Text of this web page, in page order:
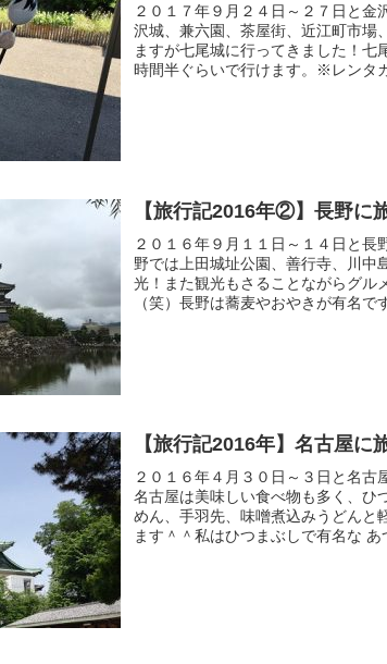
２０１７年９月２４日～２７日と金
沢城、兼六園、茶屋街、近江町市場
ますが七尾城に行ってきました！七
時間半ぐらいで行けます。※レンタ
【旅行記2016年②】長野に
２０１６年９月１１日～１４日と長
野では上田城址公園、善行寺、川中
光！また観光もさることながらグル
（笑）長野は蕎麦やおやきが有名で
【旅行記2016年】名古屋に
２０１６年４月３０日～３日と名古
名古屋は美味しい食べ物も多く、ひ
めん、手羽先、味噌煮込みうどんと
ます＾＾私はひつまぶしで有名な あ